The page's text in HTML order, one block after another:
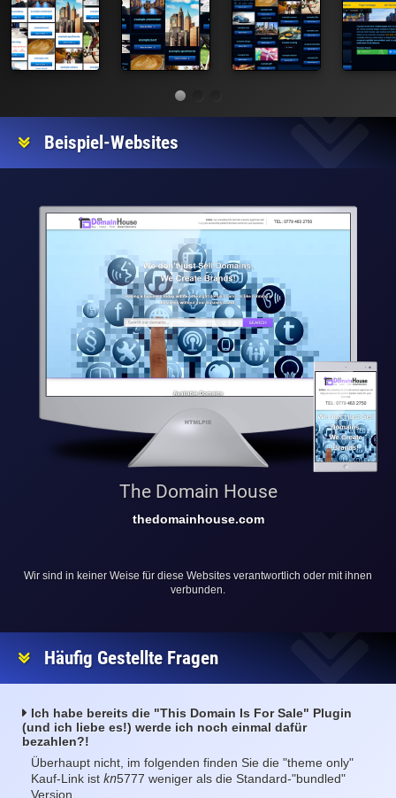
Beispiel-Websites
The Domain House
thedomainhouse.com
Wir sind in keiner Weise für diese Websites verantwortlich oder mit ihnen
verbunden.
Häufig Gestellte Fragen
Ich habe bereits die "This Domain Is For Sale" Plugin
(und ich liebe es!) werde ich noch einmal dafür
bezahlen?!
Überhaupt nicht, im folgenden finden Sie die "theme only"
Kauf-Link ist kn5777 weniger als die Standard-"bundled"
Version.